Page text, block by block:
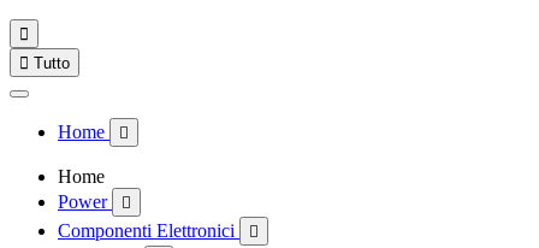

 Tutto
Home 
Home
Power

Componenti Elettronici 